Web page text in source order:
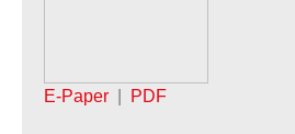
E-Paper PDF